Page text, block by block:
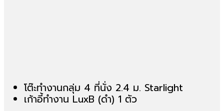
โต๊ะทำงานกลุ่ม 4 ที่นั่ง 2.4 ม. Starlight
เก้าอี้ทำงาน LuxB (ดำ) 1 ตัว